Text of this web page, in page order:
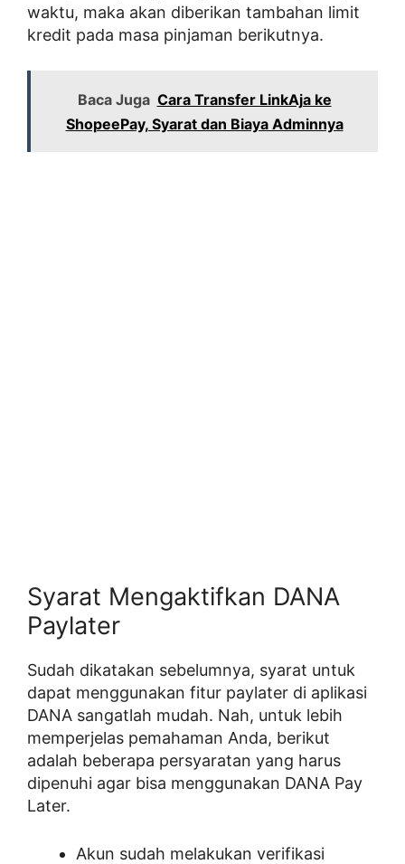
waktu, maka akan diberikan tambahan limit
kredit pada masa pinjaman berikutnya.
Baca Juga Cara Transfer LinkAja ke
ShopeePay, Syarat dan Biaya Adminnya
Syarat Mengaktifkan DANA
Paylater
Sudah dikatakan sebelumnya, syarat untuk
dapat menggunakan fitur paylater di aplikasi
DANA sangatlah mudah. Nah, untuk lebih
memperjelas pemahaman Anda, berikut
adalah beberapa persyaratan yang harus
dipenuhi agar bisa menggunakan DANA Pay
Later.
Akun sudah melakukan verifikasi